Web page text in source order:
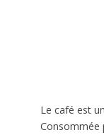
Le café est
Consommée